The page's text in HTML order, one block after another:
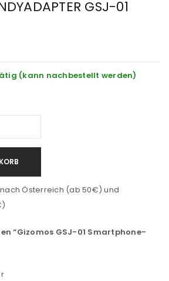
GSJ-01
(kann nachbestellt werden)
Österreich (ab 50€) und
“Gizomos GSJ-01 Smartphone-